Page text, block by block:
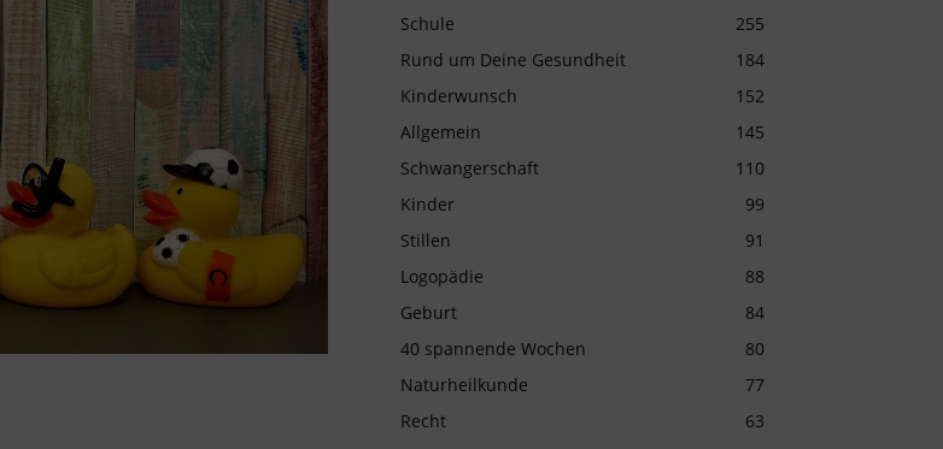
Schule
255
Rund um Deine Gesundheit
184
Kinderwunsch
152
Allgemein
145
Schwangerschaft
110
Kinder
99
Stillen
91
Logopädie
88
Geburt
84
40 spannende Wochen
80
Naturheilkunde
77
Recht
63